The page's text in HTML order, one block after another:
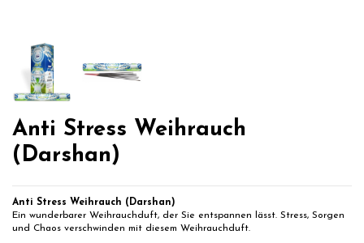
Anti Stress Weihrauch
(Darshan)
Anti Stress Weihrauch (Darshan)
Ein wunderbarer Weihrauchduft, der Sie entspannen lässt. Stress, Sorgen
und Chaos verschwinden mit diesem Weihrauchduft.